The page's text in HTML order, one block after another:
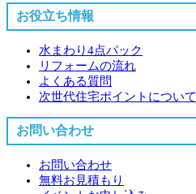
お役立ち情報
水まわり4点パック
リフォームの流れ
よくある質問
次世代住宅ポイントについて
お問い合わせ
お問い合わせ
無料お見積もり